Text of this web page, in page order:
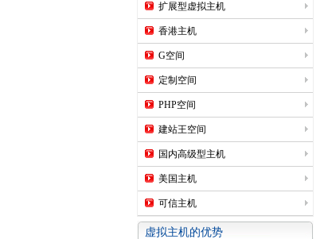
扩展型虚拟主机
香港主机
G空间
定制空间
PHP空间
建站王空间
国内高级型主机
美国主机
可信主机
虚拟主机的优势